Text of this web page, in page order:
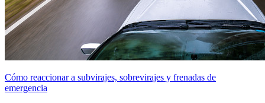
Cómo reaccionar a subvirajes, sobrevirajes y frenadas de
emergencia